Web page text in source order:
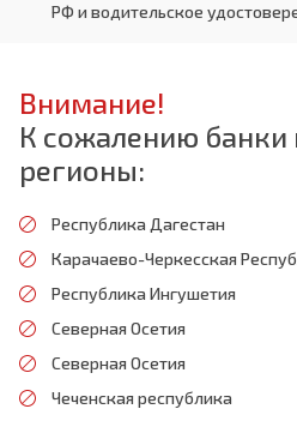
РФ и водительское
Внимание!
К сожалению банки
регионы:
Республика Дагестан
Карачаево-Черкесская
Республика Ингушетия
Северная Осетия
Северная Осетия
Чеченская республика